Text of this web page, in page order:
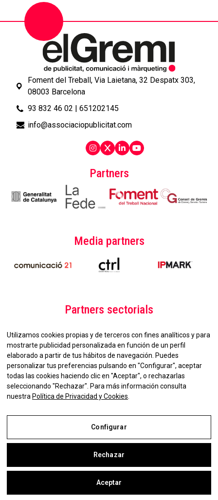
Partners
Media partners
Partners sectorials
Foment del Treball, Via Laietana, 32 Despatx 303,
08003 Barcelona
93 832 46 02 | 651202145
info@associaciopublicitat.com
No et perdis la nostra
Utilizamos cookies propias y de terceros con fines analíticos y para
mostrarte publicidad personalizada en función de un perfil
elaborado a partir de tus hábitos de navegación. Puedes
personalizar tus preferencias pulsando en "Configurar", aceptar
todas las cookies haciendo clic en "Aceptar", o rechazarlas
seleccionando "Rechazar". Para más información consulta
nuestra Política de Privacidad y Cookies
Configurar
Rechazar
Aceptar
Aviso Legal
Política de Privacidad y Cookies